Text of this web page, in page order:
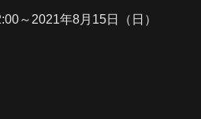
～2021年8月15日（日）